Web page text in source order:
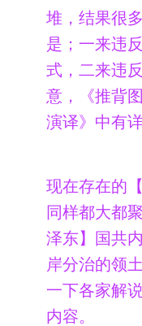
堆，结果很
是；一来违
式，二来违
意，《推背
演译》中有
现在存在的
同样都大都
泽东】国共
岸分治的领
一下各家解
内容。